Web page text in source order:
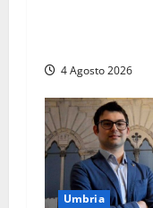
4 Agosto 2026
Umbria